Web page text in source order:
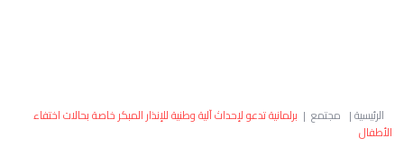
العالم الرئيسية| مجتمع | برلمانية تدعو لإحداث آلية وطنية للإنذار المبكر خاصة بحالات اختفاء
الأطفال